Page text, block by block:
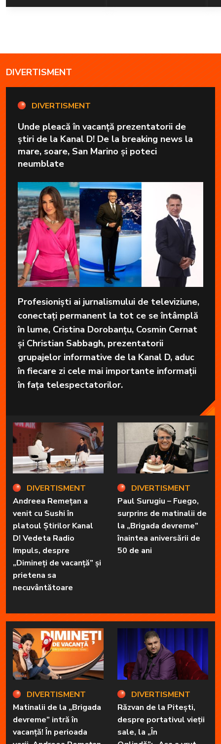
DIVERTISMENT
DIVERTISMENT
Unde pleacă în vacanță prezentatorii de
știri de la Kanal D! De la breaking news la
mare, soare, San Marino și poteci
neumblate
Profesioniști ai jurnalismului de televiziune,
conectați permanent la tot ce se întâmplă
în lume, Cristina Dorobanțu, Cosmin Cernat
și Christian Sabbagh, prezentatorii
grupajelor informative de la Kanal D, aduc
în fiecare zi cele mai importante informații
în fața telespectatorilor.
DIVERTISMENT
Andreea Remețan a
venit cu Sushi în
platoul Știrilor Kanal
D! Vedeta Radio
Impuls, despre
„Dimineți de vacanță” și
prietena sa
necuvântătoare
DIVERTISMENT
Matinalii de la „Brigada
devreme” intră în
vacanță! În perioada
DIVERTISMENT
Paul Surugiu – Fuego,
surprins de matinalii de
la „Brigada devreme”
înaintea aniversării de
50 de ani
DIVERTISMENT
Răzvan de la Pitești,
despre portativul vieții
sale, la „În